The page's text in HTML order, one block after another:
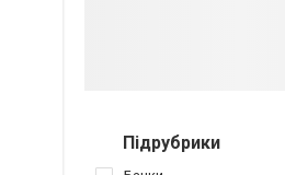
Підрубрики